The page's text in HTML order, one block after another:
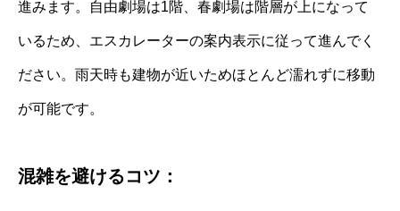
進みます。自由劇場は1階、春劇場は階層が上になって
いるため、エスカレーターの案内表示に従って進んでく
ださい。雨天時も建物が近いためほとんど濡れずに移動
が可能です。
混雑を避けるコツ：